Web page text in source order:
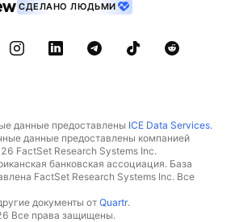
СДЕЛАНО ЛЮДЬМИ
данные предоставлены ICE Data Services.
данные предоставлены компанией
FactSet Research Systems Inc.
банковская ассоциация. База
FactSet Research Systems Inc. Все
документы от Quartr.
Все права защищены.